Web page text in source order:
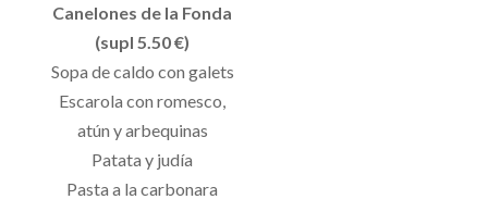
Canelones de la Fonda
(supl 5.50 €)
Sopa de caldo con galets
Escarola con romesco,
atún y arbequinas
Patata y judía
Pasta a la carbonara